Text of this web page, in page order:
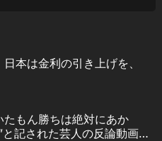
本は金利の引き上げを、
たもん勝ちは絶対にあか
記された芸人の反論動画引